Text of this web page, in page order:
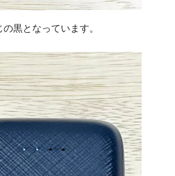
黒となっています。